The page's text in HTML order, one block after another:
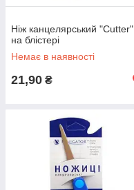
Ніж канцелярський "Cutter"
на блістері
Немає в наявності
21,90 ₴